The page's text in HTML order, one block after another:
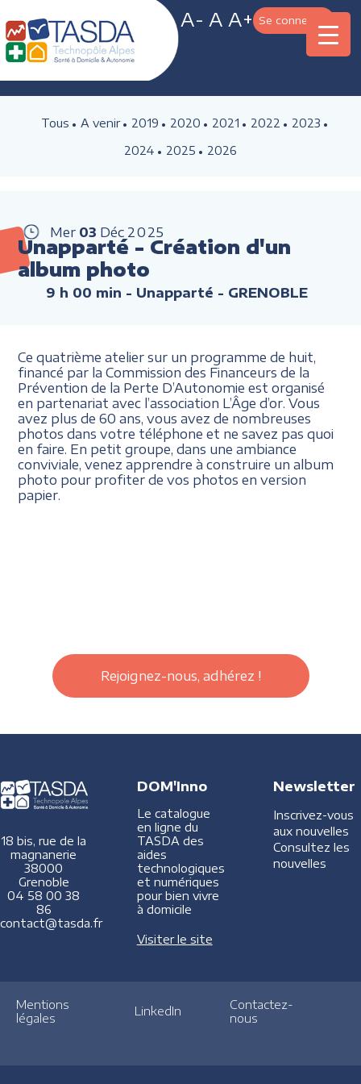
A- A A+ Se connecter
Tous A venir 2019 2020 2021 2022
2023
2024
2025 2026
Mer 03 Déc 2025
Unapparté - Création d'un
album photo
9 h 00 min - Unapparté - GRENOBLE
Ce quatrième atelier sur un programme de huit,
financé par la Commission des Financeurs de la
Prévention de la Perte D’Autonomie est organisé
en partenariat avec l’association L’Âge d’or. Vous
avez plus de 60 ans, vous avez de nombreuses
photos dans votre téléphone et ne savez pas quoi
en faire. En petit groupe, dans une ambiance
conviviale, venez apprendre à construire un album
photo pour profiter de vos photos en version
papier.
Rejoignez-nous, adhérez !
18 bis, rue de la
magnanerie
38000
Grenoble
04 58 00 38
86
contact@tasda.fr
DOM'Inno
Le catalogue
en ligne du
TASDA des
aides
technologiques
et numériques
pour bien vivre
à domicile
Visiter le site
Newsletter
Inscrivez-vous
aux nouvelles
Consultez les
nouvelles
Mentions
légales
LinkedIn
Contactez-
nous